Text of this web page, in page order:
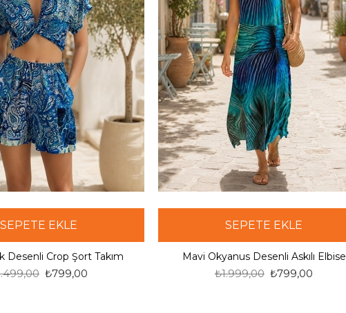
SEPETE EKLE
Desenli Crop Şort Takım
₺799,00
SEPETE EKLE
Mavi Okyanus Desenli Askılı Elbise
₺799,00
₺1.999,00